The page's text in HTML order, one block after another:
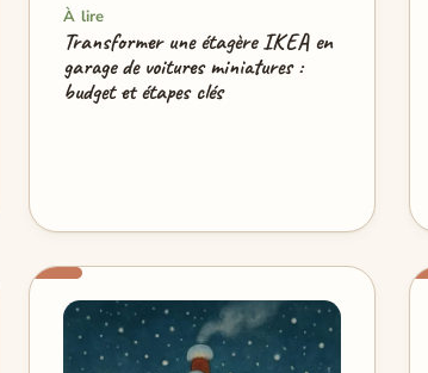
À lire
Transformer une étagère IKEA en
garage de voitures miniatures :
budget et étapes clés